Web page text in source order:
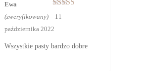
Oceniono
na 5
Ewa
(zweryfikowany) – 11
października 2022
Wszystkie pasty bardzo dobre